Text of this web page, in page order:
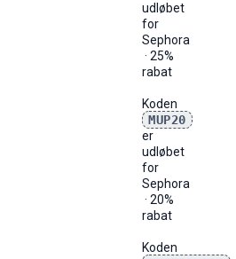
udløbet
for
Sephora
· 25%
rabat
Koden
MUP20
er
udløbet
for
Sephora
· 20%
rabat
Koden